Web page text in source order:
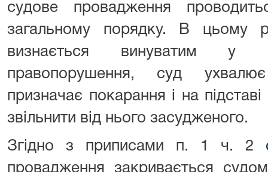
судове провадження
загальному порядку. В цьому
визнається винуватим у
правопорушення, суд
призначає покарання і на
звільнити від нього засудженого.
Згідно з приписами п. 1 ч. 2
провадження закривається